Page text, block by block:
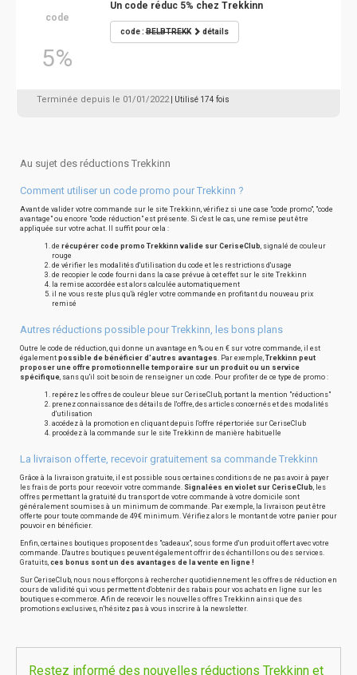
code
5%
Un code réduc 5% chez Trekkinn
code :BELBTREKK détails
Terminée depuis le 01/01/2022 | Utilisé 174 fois
Au sujet des réductions Trekkinn
Comment utiliser un code promo pour Trekkinn ?
Avant de valider votre commande sur le site Trekkinn, vérifiez si une case "code promo", "code
avantage" ou encore "code réduction" est présente. Si c'est le cas, une remise peut être
appliquée sur votre achat. Il suffit pour cela :
de récupérer code promo Trekkinn valide sur CeriseClub, signalé de couleur
rouge
de vérifier les modalités d'utilisation du code et les restrictions d'usage
de recopier le code fourni dans la case prévue à cet effet sur le site Trekkinn
la remise accordée est alors calculée automatiquement
il ne vous reste plus qu'à régler votre commande en profitant du nouveau prix
remisé
Autres réductions possible pour Trekkinn, les bons plans
Outre le code de réduction, qui donne un avantage en % ou en € sur votre commande, il est
également possible de bénéficier d'autres avantages. Par exemple,Trekkinn peut
proposer une offre promotionnelle temporaire sur un produit ou un service
spécifique, sans qu'il soit besoin de renseigner un code. Pour profiter de ce type de promo :
repérez les offres de couleur bleue sur CeriseClub, portant la mention "réductions"
prenez connaissance des détails de l'offre, des articles concernés et des modalités
d'utilisation
accédez à la promotion en cliquant depuis l'offre répertoriée sur CeriseClub
procédez à la commande sur le site Trekkinn de manière habituelle
La livraison offerte, recevoir gratuitement sa commande Trekkinn
Grâce à la livraison gratuite, il est possible sous certaines conditions de ne pas avoir à payer
les frais de ports pour recevoir votre commande. Signalées en violet sur CeriseClub, les
offres permettant la gratuité du transport de votre commande à votre domicile sont
généralement soumises à un minimum de commande. Par exemple, la livraison peut être
offerte pour toute commande de 49€ minimum. Vérifiez alors le montant de votre panier pour
pouvoir en bénéficier.
Enfin, certaines boutiques proposent des "cadeaux", sous forme d'un produit offert avec votre
commande. D'autres boutiques peuvent également offrir des échantillons ou des services.
Gratuits, ces bonus sont un des avantages de la vente en ligne !
Sur CeriseClub, nous nous efforçons à rechercher quotidiennement les offres de réduction en
cours de validité qui vous permettent d'obtenir des rabais pour vos achats en ligne sur les
boutiques e-commerce. Afin de recevoir les nouvelles offres Trekkinn ainsi que des
promotions exclusives, n'hésitez pas à vous inscrire à la newsletter.
Restez informé des nouvelles réductions Trekkinn et